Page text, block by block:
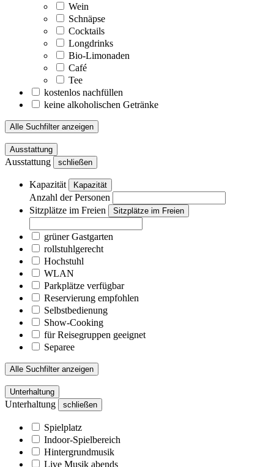
Wein
Schnäpse
Cocktails
Longdrinks
Bio-Limonaden
Café
Tee
kostenlos nachfüllen
keine alkoholischen Getränke
Alle Suchfilter anzeigen
Ausstattung
Ausstattung schließen
Kapazität Kapazität
Anzahl der Personen
Sitzplätze im Freien
Sitzplätze im Freien
grüner Gastgarten
rollstuhlgerecht
Hochstuhl
WLAN
Parkplätze verfügbar
Reservierung empfohlen
Selbstbedienung
Show-Cooking
für Reisegruppen geeignet
Separee
Alle Suchfilter anzeigen
Unterhaltung
Unterhaltung schließen
Spielplatz
Indoor-Spielbereich
Hintergrundmusik
Live Musik abends